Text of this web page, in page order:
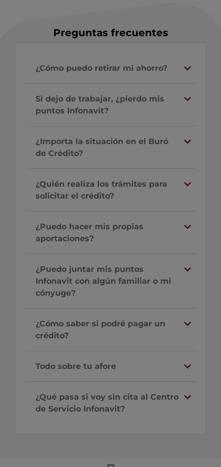
Preguntas frecuentes
¿Cómo puedo retirar mi ahorro?
Si dejo de trabajar, ¿pierdo mis
puntos Infonavit?
¿Importa la situación en el Buró
de Crédito?
¿Quién realiza los trámites para
solicitar el crédito?
¿Puedo hacer mis propias
aportaciones?
¿Puedo juntar mis puntos
Infonavit con algún familiar o mi
cónyuge?
¿Cómo saber si podré pagar un
crédito?
Todo sobre tu afore
¿Qué pasa si voy sin cita al Centro
de Servicio Infonavit?